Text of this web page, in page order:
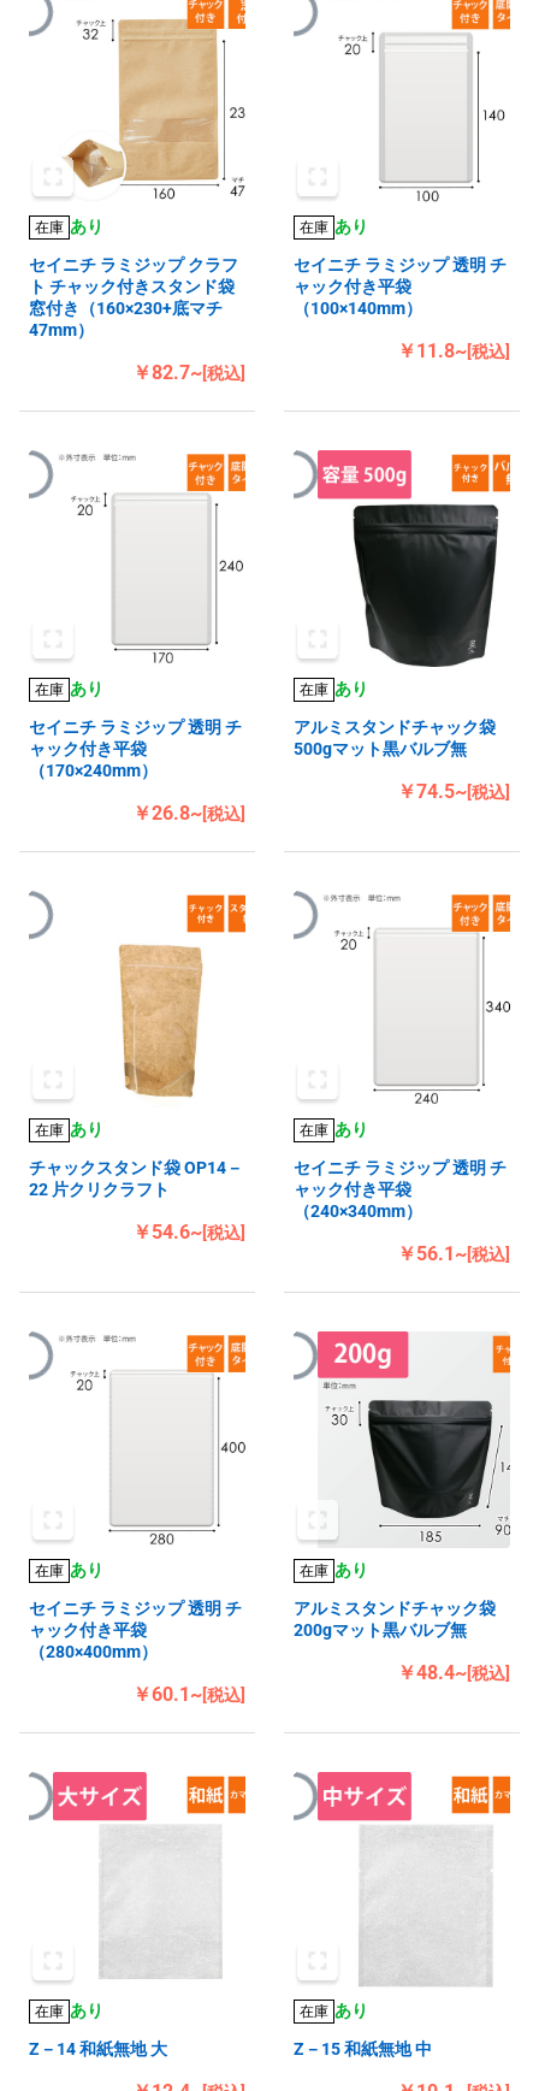
在庫 あり
セイニチ ラミジップ クラフ
ト チャック付きスタンド袋
窓付き（160×230+底マチ
47mm）
￥82.7~[税込]
在庫 あり
セイニチ ラミジップ 透明 チ
ャック付き平袋
（100×140mm）
￥11.8~[税込]
在庫 あり
セイニチ ラミジップ 透明 チ
ャック付き平袋
（170×240mm）
￥26.8~[税込]
在庫 あり
アルミスタンドチャック袋
500gマット黒バルブ無
￥74.5~[税込]
在庫 あり
チャックスタンド袋 OP14－
22 片クリクラフト
￥54.6~[税込]
在庫 あり
セイニチ ラミジップ 透明 チ
ャック付き平袋
（240×340mm）
￥56.1~[税込]
在庫 あり
セイニチ ラミジップ 透明 チ
ャック付き平袋
（280×400mm）
￥60.1~[税込]
在庫 あり
アルミスタンドチャック袋
200gマット黒バルブ無
￥48.4~[税込]
在庫 あり
Z－14 和紙無地 大
在庫 あり
Z－15 和紙無地 中